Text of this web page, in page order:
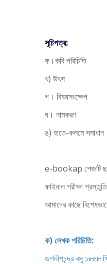
সূচিপত্র:
ক।কবি পরিচিতি
খ) উৎস
গ। বিষয়সংক্ষেপ
ঘ। নামকরণ
ঙ) হাতে-কলমে সমাধান
e-bookap পেজটি
ফাইনাল পরীক্ষা
আমাদের কাছে
ক) লেখক পরিচিতি:
জগদীশচন্দ্র বসু ১৮৫৮